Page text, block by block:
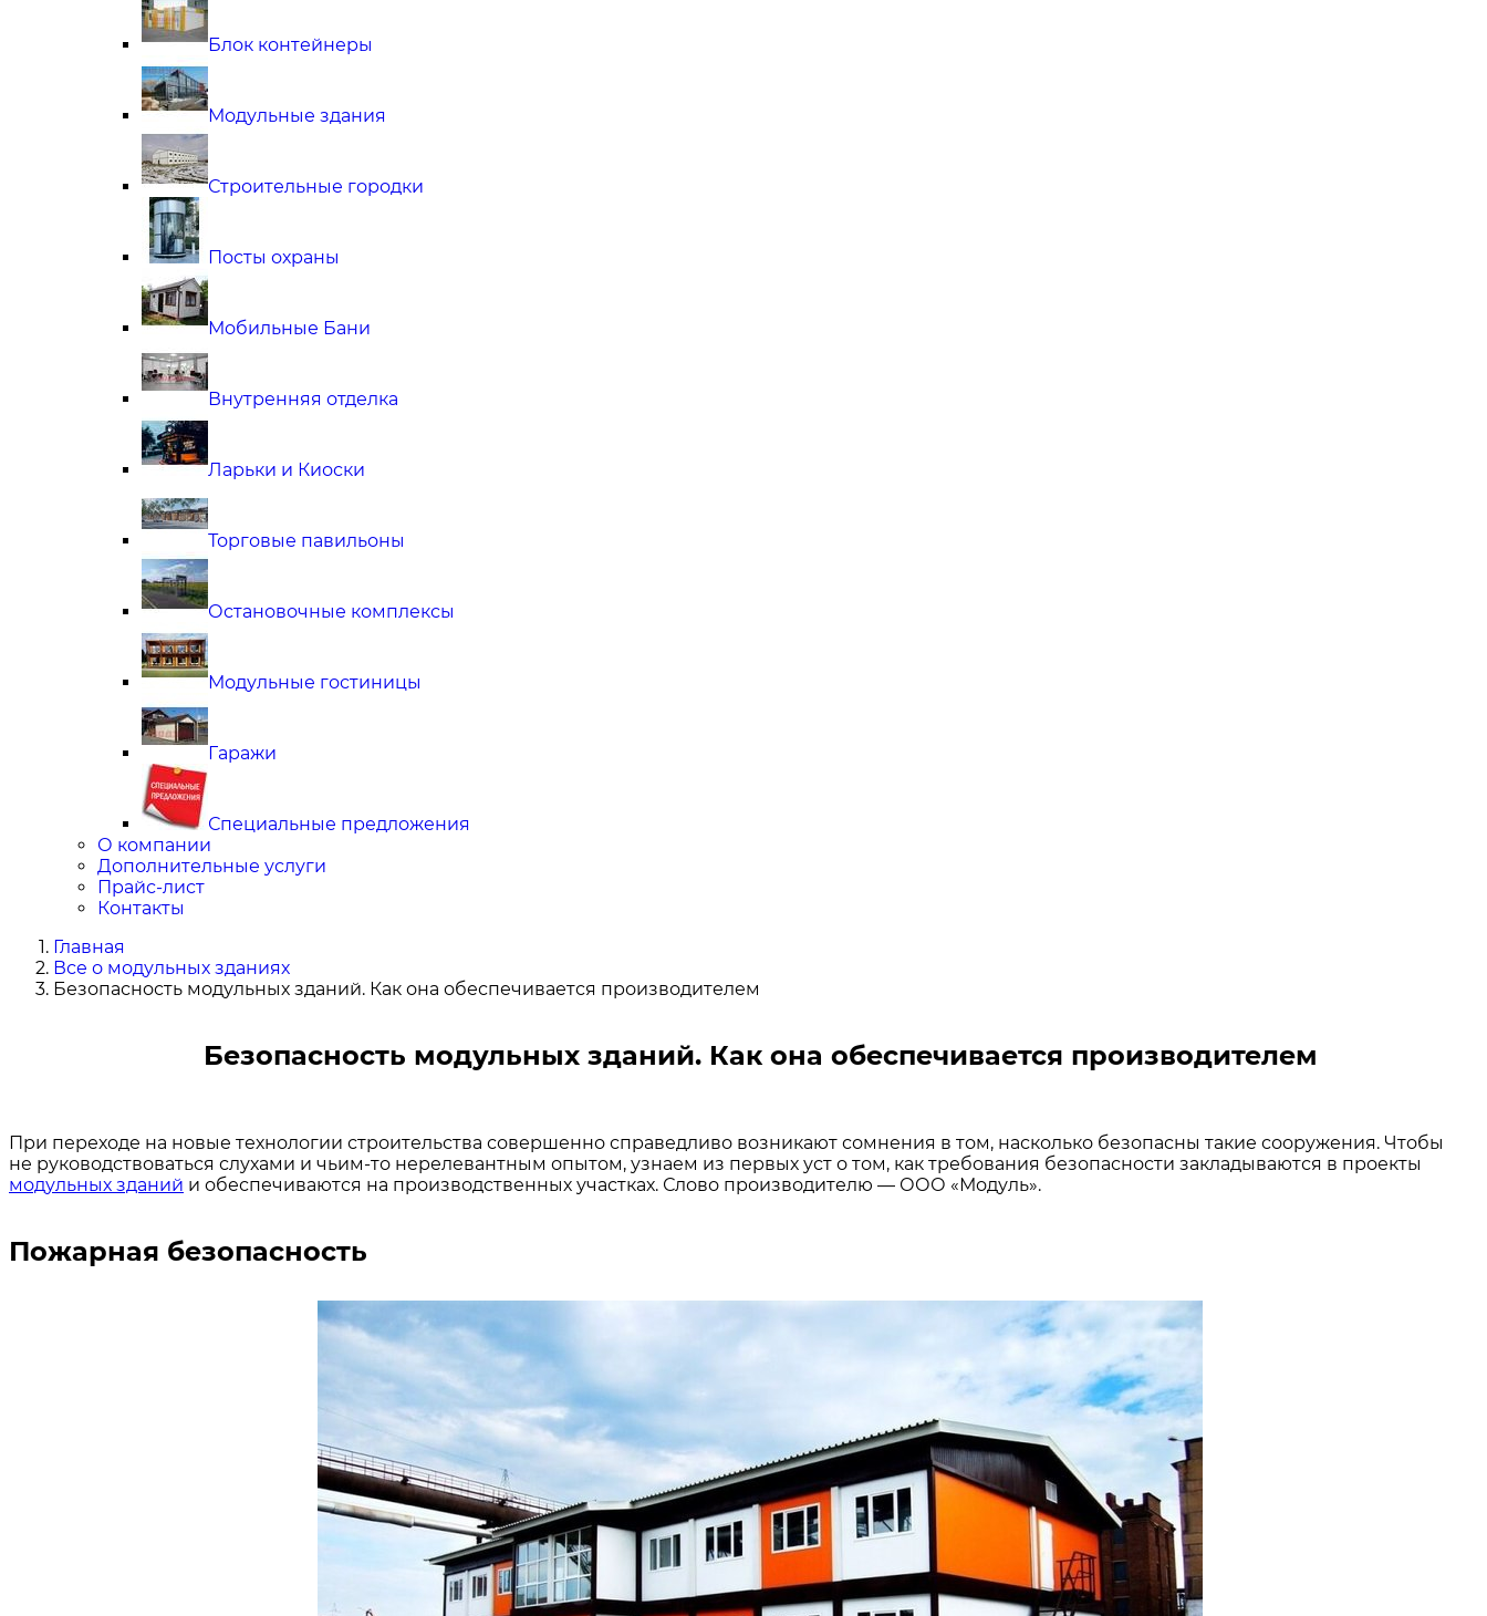
Блок контейнеры
Модульные здания
Строительные городки
Посты охраны
Мобильные Бани
Внутренняя отделка
Ларьки и Киоски
Торговые павильоны
Остановочные комплексы
Модульные гостиницы
Гаражи
Специальные предложения
О компании
Дополнительные услуги
Прайс-лист
Контакты
Главная
Все о модульных зданиях
Безопасность модульных зданий. Как она обеспечивается производителем
Безопасность модульных зданий. Как она обеспечивается производителем
При переходе на новые технологии строительства совершенно справедливо возникают сомнения в том, насколько безопасны такие сооружения. Чтобы
не руководствоваться слухами и чьим-то нерелевантным опытом, узнаем из первых уст о том, как требования безопасности закладываются в проекты
модульных зданий и обеспечиваются на производственных участках. Слово производителю — ООО «Модуль».
Пожарная безопасность